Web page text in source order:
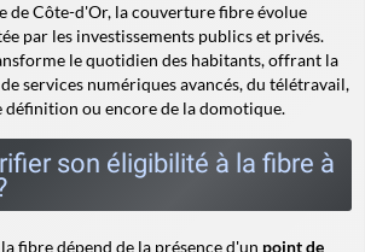
de Côte-d'Or, la couverture fibre évolue
par les investissements publics et privés.
le quotidien des habitants, offrant la
services numériques avancés, du télétravail,
définition ou encore de la domotique.
son éligibilité à la fibre à
fibre dépend de la présence d'un point de